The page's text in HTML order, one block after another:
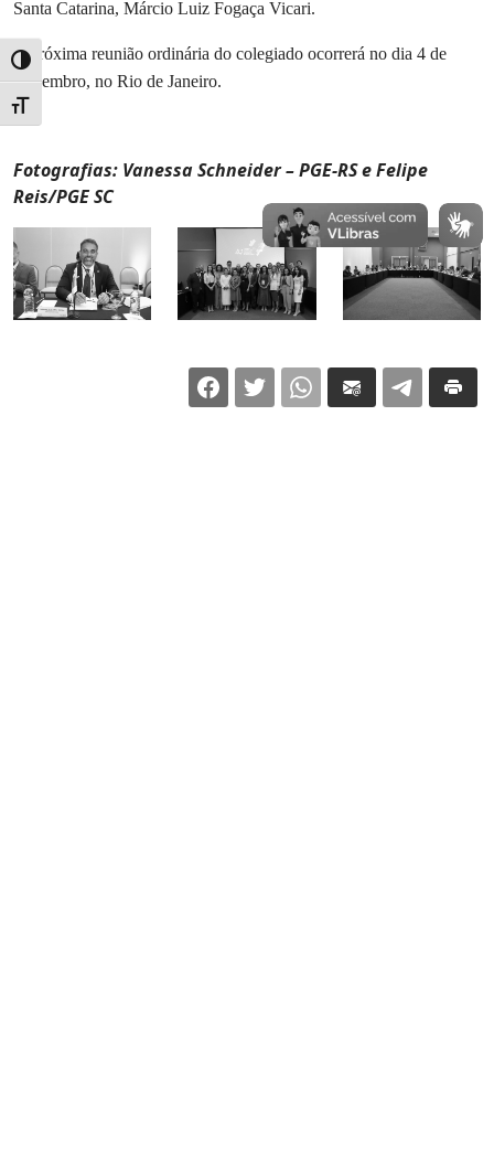
Alternar alto contraste
Alternar tamanho da fonte
Santa Catarina, Márcio Luiz Fogaça Vicari.
A próxima reunião ordinária do colegiado ocorrerá no dia 4 de
Dezembro, no Rio de Janeiro.
Fotografias: Vanessa Schneider – PGE-RS e Felipe
Reis/PGE SC